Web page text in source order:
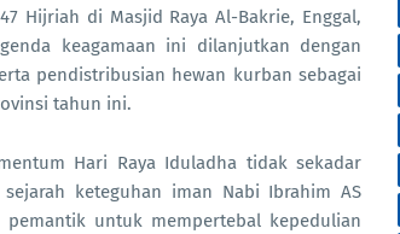
Hijriah di Masjid Raya Al-Bakrie, Enggal,
keagamaan ini dilanjutkan dengan
pendistribusian hewan kurban sebagai
tahun ini.
Hari Raya Iduladha tidak sekadar
keteguhan iman Nabi Ibrahim AS
untuk mempertebal kepedulian